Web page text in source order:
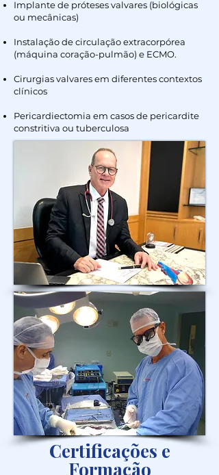
Implante de próteses valvares (biológicas
ou mecânicas)
Instalação de circulação extracorpórea
(máquina coração-pulmão) e ECMO.
Cirurgias valvares em diferentes contextos
clínicos
Pericardiectomia em casos de pericardite
constritiva ou tuberculosa
Certificações e
Formação